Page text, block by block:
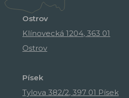
Ostrov
Klínovecká 1204, 363 01
Ostrov
Písek
Tylova 382/2, 397 01 Písek